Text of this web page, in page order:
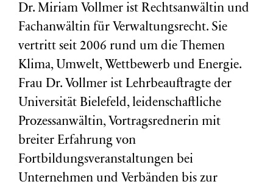
Dr. Miriam Vollmer ist Rechtsanwältin und
Fachanwältin für Verwaltungsrecht. Sie
vertritt seit 2006 rund um die Themen
Klima, Umwelt, Wettbewerb und Energie.
Frau Dr. Vollmer ist Lehrbeauftragte der
Universität Bielefeld, leidenschaftliche
Prozessanwältin, Vortragsrednerin mit
breiter Erfahrung von
Fortbildungsveranstaltungen bei
Unternehmen und Verbänden bis zur